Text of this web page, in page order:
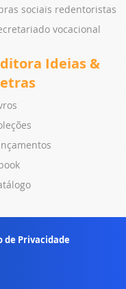
sociais redentoristas
vocacional
Ideias &
de Privacidade